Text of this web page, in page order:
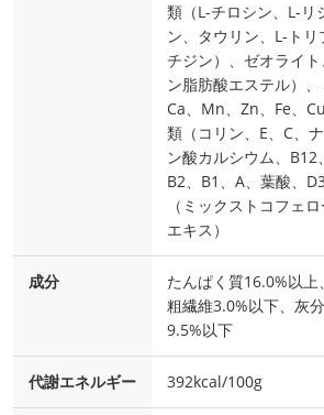
類（L-チロシン、L-リ
ン、タウリン、L-ト
チジン）、ゼオライ
ン脂肪酸エステル）、
Ca、Mn、Zn、Fe、
類（コリン、E、C、
ン酸カルシウム、B12
B2、B1、A、葉酸、
（ミックストコフェ
エキス）
成分
たんぱく質16.0%以上
粗繊維3.0%以下、灰
9.5%以下
代謝エネルギー 392kcal/100g